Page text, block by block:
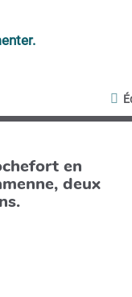
en
deux